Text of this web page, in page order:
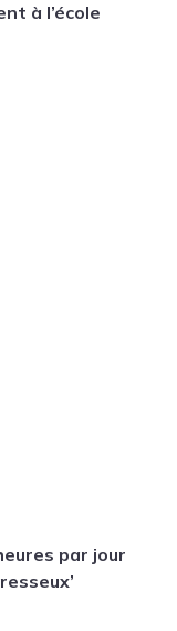
à l’école
par jour